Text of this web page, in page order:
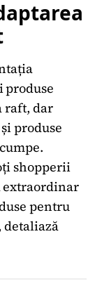
produse
raft, dar
produse
shopperii
extraordinar
pentru
detaliază